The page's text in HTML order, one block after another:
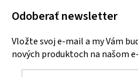
Odoberať newsletter
Vložte svoj e-mail a my Vám
nových produktoch na našom